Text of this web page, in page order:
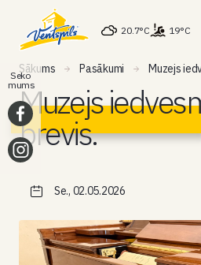
20.7°C 19°C
Sākums Pasākumi Muzejs
Muzejs
brevis.
Se., 02.05.2026
Seko
mums